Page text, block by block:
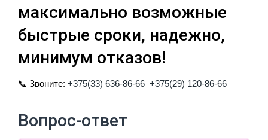
максимально возможные
быстрые сроки, надежно,
минимум отказов!
📞 Звоните: +375(33) 636-86-66 +375(29) 120-86-66
Вопрос-ответ